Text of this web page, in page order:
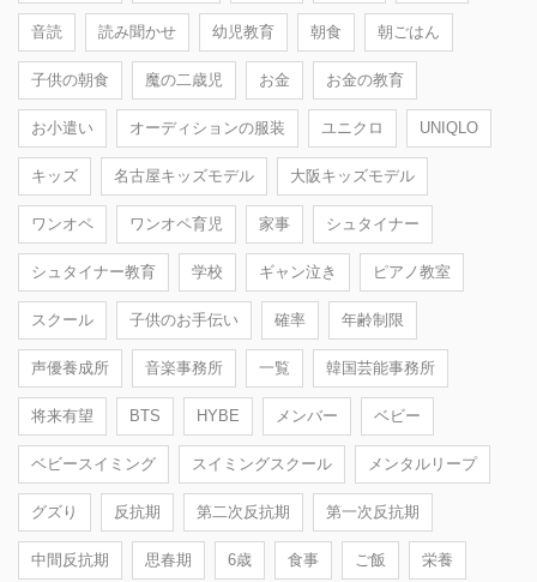
音読 読み聞かせ 幼児教育 朝食 朝ごはん
子供の朝食 魔の二歳児 お金 お金の教育
お小遣い オーディションの服装 ユニクロ UNIQLO
キッズ 名古屋キッズモデル 大阪キッズモデル
ワンオペ ワンオペ育児 家事 シュタイナー
シュタイナー教育 学校 ギャン泣き ピアノ教室
スクール 子供のお手伝い 確率 年齢制限
声優養成所 音楽事務所 一覧 韓国芸能事務所
将来有望 BTS HYBE メンバー ベビー
ベビースイミング スイミングスクール メンタルリープ
グズり 反抗期 第二次反抗期 第一次反抗期
中間反抗期 思春期 6歳 食事 ご飯 栄養